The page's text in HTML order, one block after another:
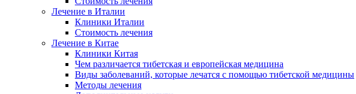
Лечение в Италии
Клиники Италии
Стоимость лечения
Лечение в Китае
Клиники Китая
Чем различается тибетская и европейская медицина
Виды заболеваний, которые лечатся с помощью тибетской медицины
Методы лечения